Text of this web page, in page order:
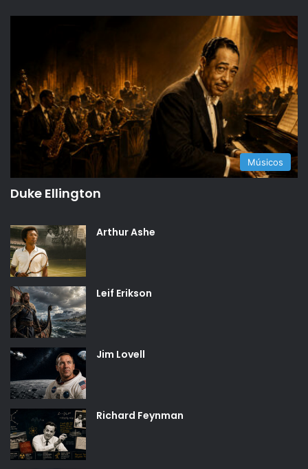
Músicos
Duke Ellington
Arthur Ashe
Leif Erikson
Jim Lovell
Richard Feynman